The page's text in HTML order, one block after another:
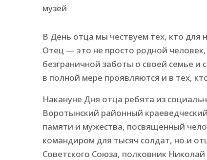
В День отца мы чествуем тех, кто
Отец — это не просто родной
безграничной заботы о своей семье и
в полной мере проявляются и в тех,
Накануне Дня отца ребята из
Воротынский районный
памяти и мужества, посвященный
командиром для тысяч солдат, но и
Советского Союза, полковник